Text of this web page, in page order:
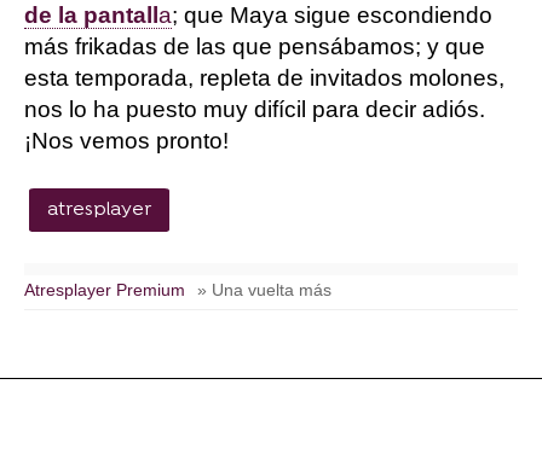
de la pantall a; que Maya sigue escondiendo
más frikadas de las que pensábamos; y que
esta temporada, repleta de invitados molones,
nos lo ha puesto muy difícil para decir adiós.
¡Nos vemos pronto!
atresplayer
Atresplayer Premium » Una vuelta más